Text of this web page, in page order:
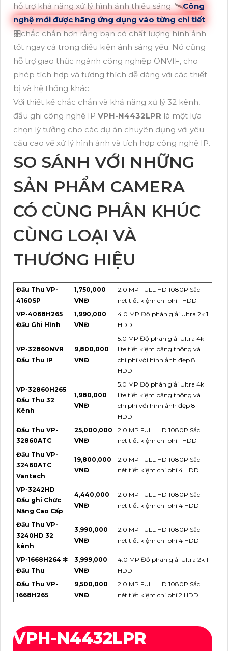
hỗ trợ khả năng xử lý hình ảnh thiếu sáng. 🛰Công
nghệ mới được hãng ứng dụng vào từng chi tiết
🎛chắc chắn hơnrằng bạn có chất lượng hình ảnh
tốt ngay cả trong điều kiện ánh sáng yếu. Nó cũng
hỗ trợ giao thức ngành công nghiệp ONVIF, cho
phép tích hợp và tương thích dễ dàng với các thiết
bị và hệ thống khác.
Với thiết kế chắc chắn và khả năng xử lý 32 kênh,
đầu ghi công nghệ IP VPH-N4432LPR là một lựa
chọn lý tưởng cho các dự án chuyên dụng với yêu
cầu cao về xử lý hình ảnh và tích hợp công nghệ IP.
SO SÁNH VỚI NHỮNG
SẢN PHẨM CAMERA
CÓ CÙNG PHÂN KHÚC
CÙNG LOẠI VÀ
THƯƠNG HIỆU
Đầu Thu VP-
4160SP
1,750,000
VNĐ
2.0 MP FULL HD 1080P Sắc
nét tiết kiệm chi phí 1 HDD
VP-4068H265
Đầu Ghi Hình
1,990,000
VNĐ
4.0 MP Độ phân giải Ultra 2k 1
HDD
VP-32860NVR
Đầu Thu IP
9,800,000
VNĐ
5.0 MP Độ phân giải Ultra 4k
lite tiết kiệm băng thông và
chi phí với hình ảnh đẹp 8
HDD
VP-32860H265
Đầu Thu 32
Kênh
1,980,000
VNĐ
5.0 MP Độ phân giải Ultra 4k
lite tiết kiệm băng thông và
chi phí với hình ảnh đẹp 8
HDD
Đầu Thu VP-
32860ATC
25,000,000
VNĐ
2.0 MP FULL HD 1080P Sắc
nét tiết kiệm chi phí 1 HDD
Đầu Thu VP-
32460ATC
Vantech
19,800,000
VNĐ
2.0 MP FULL HD 1080P Sắc
nét tiết kiệm chi phí 4 HDD
VP-3242HD
Đầu ghi Chức
Năng Cao Cấp
4,440,000
VNĐ
2.0 MP FULL HD 1080P Sắc
nét tiết kiệm chi phí 4 HDD
Đầu Thu VP-
3240HD 32
kênh
3,990,000
VNĐ
2.0 MP FULL HD 1080P Sắc
nét tiết kiệm chi phí 4 HDD
VP-1668H264 ❇
Đầu Thu
3,999,000
VNĐ
4.0 MP Độ phân giải Ultra 2k 1
HDD
Đầu Thu VP-
1668H265
9,500,000
VNĐ
2.0 MP FULL HD 1080P Sắc
nét tiết kiệm chi phí 2 HDD
VPH-N4432LPR